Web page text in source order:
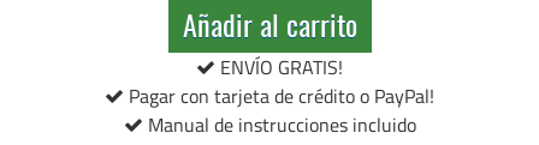
Añadir al carrito
ENVÍO GRATIS!
Pagar con tarjeta de crédito o PayPal!
Manual de instrucciones incluido